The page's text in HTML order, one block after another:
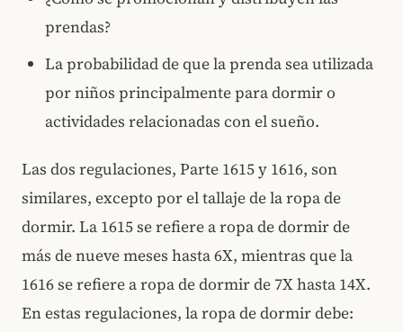
prendas?
La probabilidad de que la prenda sea utilizada
por niños principalmente para dormir o
actividades relacionadas con el sueño.
Las dos regulaciones, Parte 1615 y 1616, son
similares, excepto por el tallaje de la ropa de
dormir. La 1615 se refiere a ropa de dormir de
más de nueve meses hasta 6X, mientras que la
1616 se refiere a ropa de dormir de 7X hasta 14X.
En estas regulaciones, la ropa de dormir debe: